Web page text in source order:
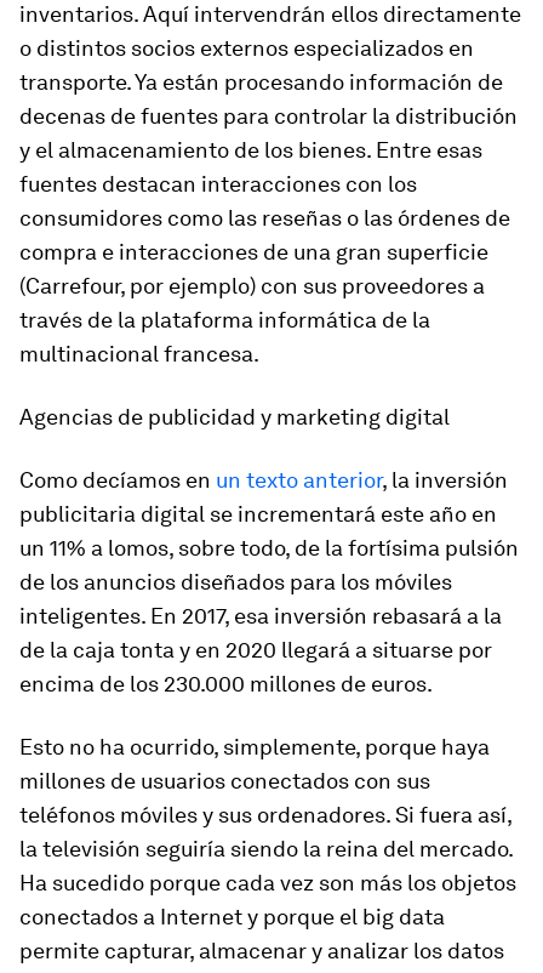
inventarios. Aquí intervendrán ellos directamente
o distintos socios externos especializados en
transporte. Ya están procesando información de
decenas de fuentes para controlar la distribución
y el almacenamiento de los bienes. Entre esas
fuentes destacan interacciones con los
consumidores como las reseñas o las órdenes de
compra e interacciones de una gran superficie
(Carrefour, por ejemplo) con sus proveedores a
través de la plataforma informática de la
multinacional francesa.
Agencias de publicidad y marketing digital
Como decíamos en un texto anterior, la inversión
publicitaria digital se incrementará este año en
un 11% a lomos, sobre todo, de la fortísima pulsión
de los anuncios diseñados para los móviles
inteligentes. En 2017, esa inversión rebasará a la
de la caja tonta y en 2020 llegará a situarse por
encima de los 230.000 millones de euros.
Esto no ha ocurrido, simplemente, porque haya
millones de usuarios conectados con sus
teléfonos móviles y sus ordenadores. Si fuera así,
la televisión seguiría siendo la reina del mercado.
Ha sucedido porque cada vez son más los objetos
conectados a Internet y porque el big data
permite capturar, almacenar y analizar los datos